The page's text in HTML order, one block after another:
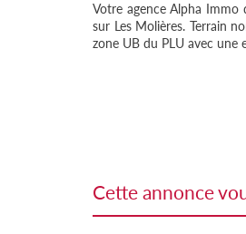
Votre agence Alpha Immo
sur Les Molières. Terrain
zone UB du PLU avec une
cette annonce